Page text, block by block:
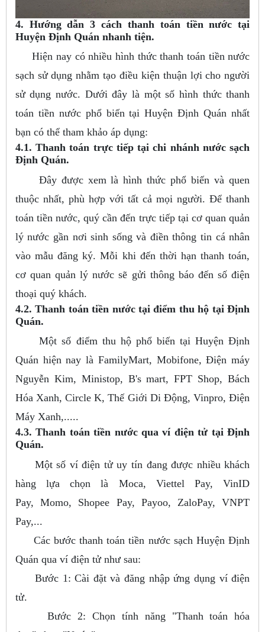
4. Hướng dẫn 3 cách thanh toán tiền nước tại
Huyện Định Quán nhanh tiện.
Hiện nay có nhiều hình thức thanh toán tiền nước
sạch sử dụng nhằm tạo điều kiện thuận lợi cho người
sử dụng nước. Dưới đây là một số hình thức thanh
toán tiền nước phổ biến tại Huyện Định Quán nhất
bạn có thể tham khảo áp dụng:
4.1. Thanh toán trực tiếp tại chi nhánh nước sạch
Định Quán.
Đây được xem là hình thức phổ biến và quen
thuộc nhất, phù hợp với tất cả mọi người. Để thanh
toán tiền nước, quý cần đến trực tiếp tại cơ quan quản
lý nước gần nơi sinh sống và điền thông tin cá nhân
vào mẫu đăng ký. Mỗi khi đến thời hạn thanh toán,
cơ quan quản lý nước sẽ gửi thông báo đến số điện
thoại quý khách.
4.2. Thanh toán tiền nước tại điểm thu hộ tại Định
Quán.
Một số điểm thu hộ phổ biến tại Huyện Định
Quán hiện nay là FamilyMart, Mobifone, Điện máy
Nguyễn Kim, Ministop, B's mart, FPT Shop, Bách
Hóa Xanh, Circle K, Thế Giới Di Động, Vinpro, Điện
Máy Xanh,.....
4.3. Thanh toán tiền nước qua ví điện tử tại Định
Quán.
Một số ví điện tử uy tín đang được nhiều khách
hàng lựa chọn là Moca, Viettel Pay, VinID
Pay, Momo, Shopee Pay, Payoo, ZaloPay, VNPT
Pay,...
Các bước thanh toán tiền nước sạch Huyện Định
Quán qua ví điện tử như sau:
Bước 1: Cài đặt và đăng nhập ứng dụng ví điện
tử.
Bước 2: Chọn tính năng "Thanh toán hóa